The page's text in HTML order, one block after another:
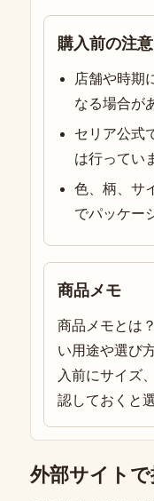
購入前の注
店舗や時期
なる場合が
セリア公式
は行ってい
色、柄、サ
でパッケー
商品メモ
商品メモとは
い用途や選び
入前にサイズ
認しておくと
外部サイト